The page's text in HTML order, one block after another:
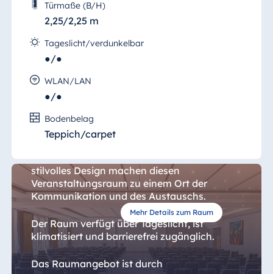
Blue Albena
Hotel Amelia
China
Hotel Taicang
Hotel &
Conference
Italien
Resort Calabria
Türmaße (B/H)
2,25/2,25 m
Tageslicht/verdunkelbar
●/●
WLAN/LAN
●/●
Bodenbelag
Teppich/carpet
Mehr Details zum Raum
Saal II
Bei der Ausstattung des "Saal II" haben wir
Materialien und Möbel, klare Strukturen und
stilvolles Design machen diesen
Veranstaltungsraum zu einem Ort der
Kommunikation und des Austauschs.
Der Raum verfügt über Tageslicht, ist
klimatisiert und barrierefrei zugänglich.
Das Raumangebot ist durch